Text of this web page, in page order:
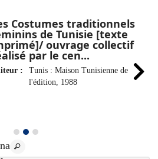
Costumes traditionnels
de Tunisie [texte
ouvrage collectif
par le cen...
:
Tunis : Maison Tunisienne de
l'édition, 1988